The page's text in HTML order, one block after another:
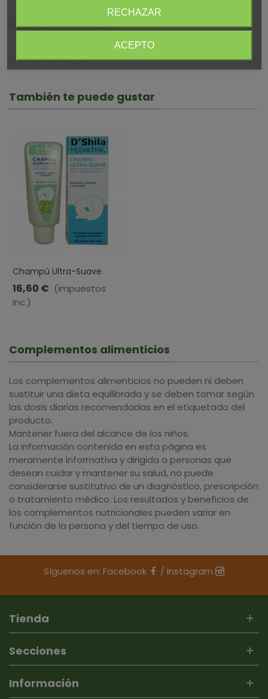
Detalles del producto
Comentarios (0)
También te puede gustar
Champú Ultra-Suave
Pediatric · D´Shila · 100ml
16,60 € (impuestos
inc.)
Complementos alimenticios
Los complementos alimenticios no pueden ni deben
sustituir una dieta equilibrada y se deben tomar según
las dosis diarias recomendadas en el etiquetado del
producto.
Mantener fuera del alcance de los niños.
La información contenida en esta página es
meramente informativa y dirigida a personas que
desean cuidar y mantener su salud, no puede
considerarse sustitutivo de un diagnóstico, prescripción
o tratamiento médico. Los resultados y beneficios de
los complementos nutricionales pueden variar en
función de la persona y del tiempo de uso.
Síguenos en: Facebook / Instagram
RECHAZAR
ACEPTO
Tienda
Secciones
Información